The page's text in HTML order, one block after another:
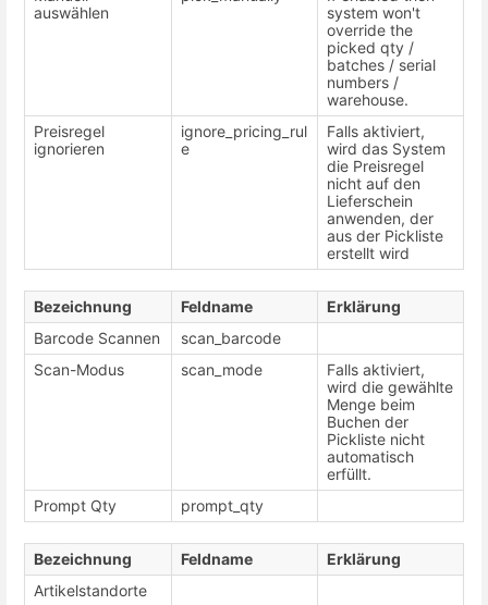
auswählen
system won't
override the
picked qty /
batches / serial
numbers /
warehouse.
Preisregel
ignorieren
ignore_pricing_rul
e
Falls aktiviert,
wird das System
die Preisregel
nicht auf den
Lieferschein
anwenden, der
aus der Pickliste
erstellt wird
Bezeichnung Feldname
Erklärung
Barcode Scannen
scan_barcode
Scan-Modus
scan_mode
Falls aktiviert,
wird die gewählte
Menge beim
Buchen der
Pickliste nicht
automatisch
erfüllt.
Prompt Qty
prompt_qty
Bezeichnung Feldname
Erklärung
Artikelstandorte